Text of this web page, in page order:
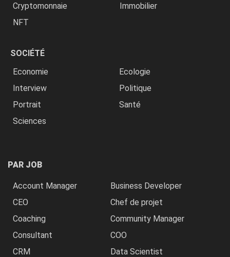
Cryptomonnaie
Immobilier
NFT
SOCIÉTÉ
Economie
Ecologie
Interview
Politique
Portrait
Santé
Sciences
PAR JOB
Account Manager
Business Developer
CEO
Chef de projet
Coaching
Community Manager
Consultant
COO
CRM
Data Scientist